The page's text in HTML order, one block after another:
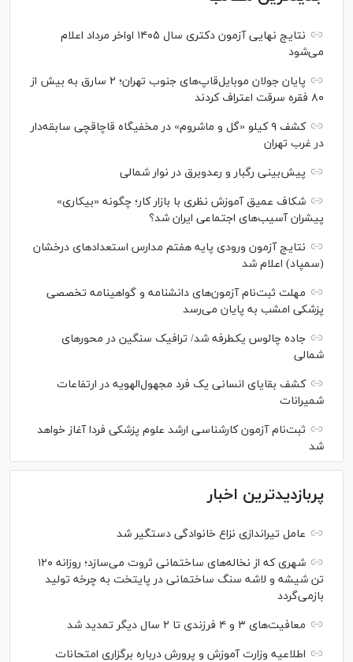
نتایج نهایی آزمون دکتری سال ۱۴۰۵ اواخر مرداد اعلام
می‌شود
پایان جولان موبایل‌قاپ‌های جنوب تهران؛ ۲ سارق به بیش از
۸۰ فقره سرقت اعتراف کردند
کشف ۹ کیلو «گل و ماشروم» در مخفیگاه قاچاقچی سابقه‌دار
در غرب تهران
پیش‌بینی رگبار و رعدوبرق در نوار شمالی
شکاف عمیق آموزش نظری با بازار کار؛ چگونه «بیکاری»
پیشران آسیب‌های اجتماعی ایران شد؟
نتایج آزمون ورودی پایه هفتم مدارس استعدادهای درخشان
(سمپاد) اعلام شد
مهلت ثبت‌نام آزمون‌های دانشنامه و گواهینامه تخصصی
پزشکی امشب به پایان می‌رسد
جاده چالوس یکطرفه شد/ ترافیک سنگین در محورهای
شمالی
کشف بقایای انسانی یک فرد مجهول‌الهویه در ارتفاعات
شمیرانات
ثبت‌نام آزمون کارشناسی ارشد علوم پزشکی فردا آغاز خواهد
شد
پربازدیدترین اخبار
عامل تیراندازی نزاع خانوادگی دستگیر شد
شهری که از نخاله‌های ساختمانی ثروت می‌سازد؛ روزانه ۱۲۰
تن شیشه و لاشه سنگ ساختمانی در پایتخت به چرخه تولید
بازمی‌گردد
معافیت‌های ۳ و ۴ فرزندی تا ۲ سال دیگر تمدید شد
اطلاعیه وزارت آموزش و پرورش درباره برگزاری امتحانات